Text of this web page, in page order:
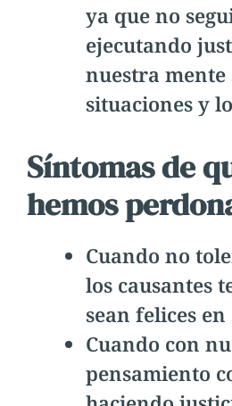
ya que no
ejecutando
nuestra mente
situaciones y
Síntomas de
hemos
Cuando no
los causantes
sean felices
Cuando con
pensamiento